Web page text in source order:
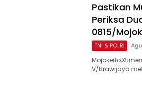
Pastikan
Periksa
0815/
TNI & POLRI
V/Brawijaya